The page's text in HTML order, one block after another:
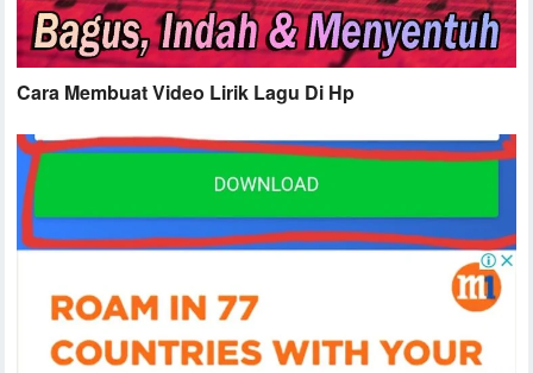
Cara Membuat Video Lirik Lagu Di Hp